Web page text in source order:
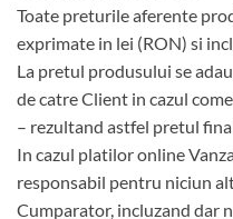
Toate preturile aferente
exprimate in lei (RON) si
La pretul produsului se
de catre Client in cazul
– rezultand astfel pretul
In cazul platilor online
responsabil pentru niciun
Cumparator, incluzand dar